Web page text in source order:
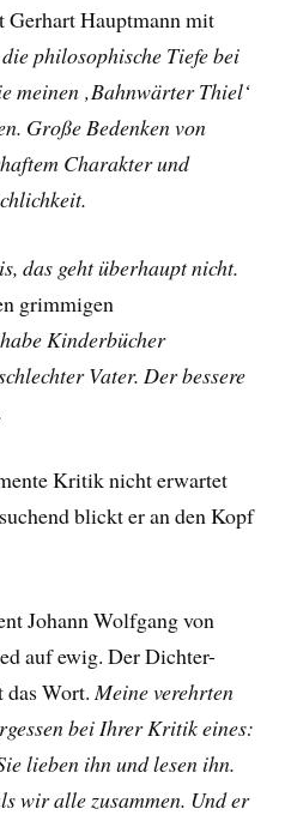
Gerhart Hauptmannmit
philosophische Tiefe bei
meinen ‚Bahnwärter Thiel‘
Große Bedenken von
Charakter und
das geht überhaupt nicht.
grimmigen
Kinderbücher
Vater. Der bessere
Kritik nicht erwartet
blickt er an den Kopf
Johann Wolfgang von
auf ewig. Der Dichter-
Wort. Meine verehrten
bei Ihrer Kritik eines:
lieben ihn und lesen ihn.
wir alle zusammen. Und er